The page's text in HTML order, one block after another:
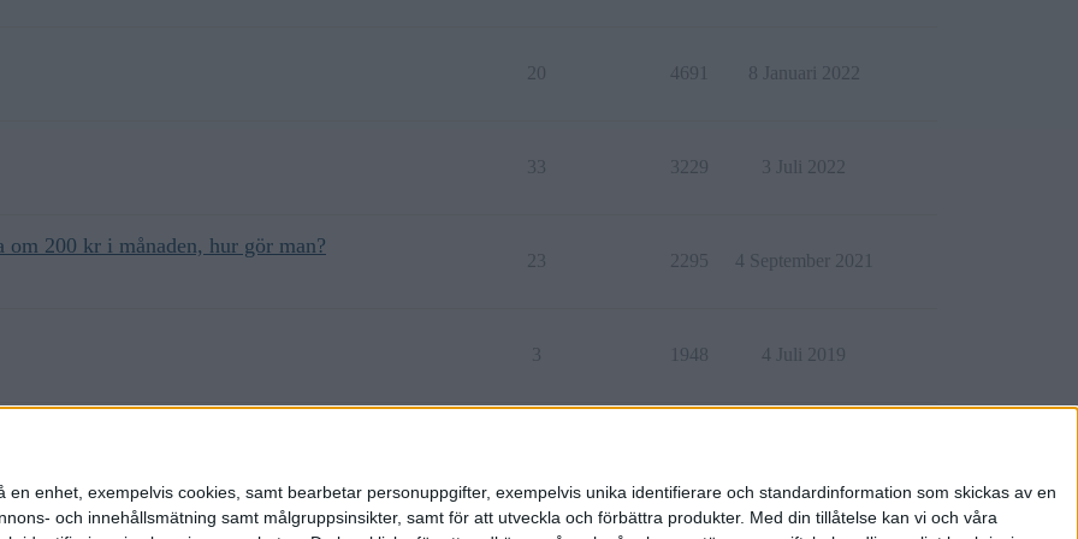
enhet, exempelvis cookies, samt bearbetar personuppgifter, exempelvis unika identifierare och standardinformation som skickas av en
och innehållsmätning samt målgruppsinsikter, samt för att utveckla och förbättra produkter. Med din tillåtelse kan vi och våra
20 4691 8 Januari 2022
33 3229 3 Juli 2022
200 kr i månaden, hur gör man?
23 2295 4 September 2021
3 1948 4 Juli 2019